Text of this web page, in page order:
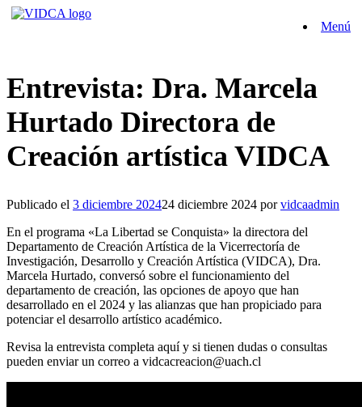
Saltar
Menú
Entrevista: Dra. Marcela
Hurtado Directora de
Creación artística VIDCA
Publicado el 3 diciembre 202424 diciembre 2024 porvidcaadmin
En el programa «La Libertad se Conquista» la directora del
Departamento de Creación Artística de la Vicerrectoría de
Investigación, Desarrollo y Creación Artística (VIDCA), Dra.
Marcela Hurtado, conversó sobre el funcionamiento del
departamento de creación, las opciones de apoyo que han
desarrollado en el 2024 y las alianzas que han propiciado para
potenciar el desarrollo artístico académico.
Revisa la entrevista completa aquí y si tienen dudas o consultas
pueden enviar un correo a vidcacreacion@uach.cl